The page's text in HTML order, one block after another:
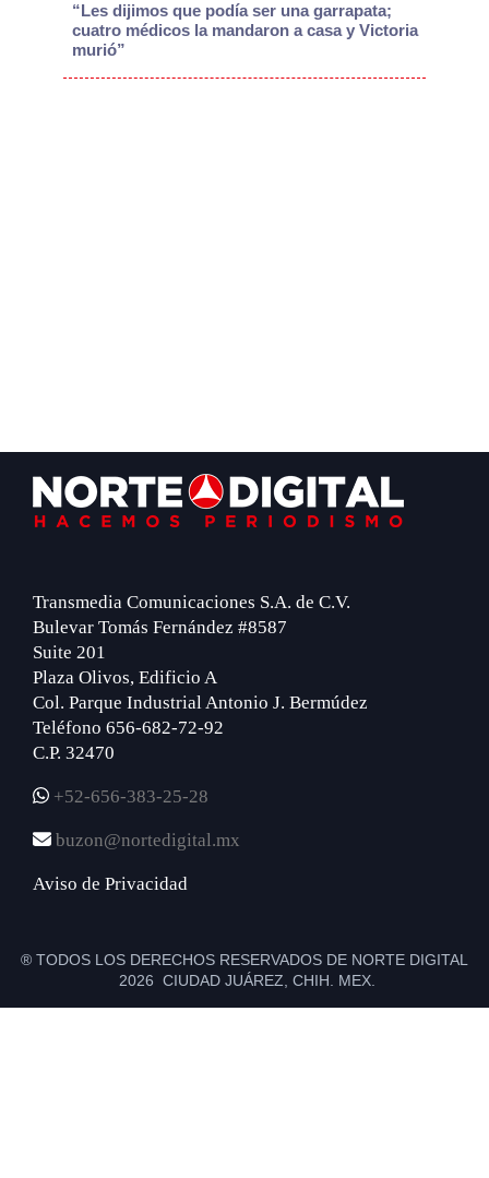
“Les dijimos que podía ser una garrapata;
cuatro médicos la mandaron a casa y Victoria
murió”
Footer
Transmedia Comunicaciones S.A. de C.V.
Bulevar Tomás Fernández #8587
Suite 201
Plaza Olivos, Edificio A
Col. Parque Industrial Antonio J. Bermúdez
Teléfono 656-682-72-92
C.P. 32470
+52-656-383-25-28
buzon@nortedigital.mx
Aviso de Privacidad
® TODOS LOS DERECHOS RESERVADOS DE NORTE DIGITAL
2026 CIUDAD JUÁREZ, CHIH. MEX.